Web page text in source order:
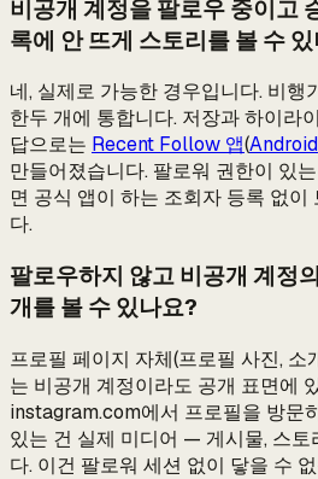
비공개 계정을 팔로우 중이고
록에 안 뜨게 스토리를 볼 수
네, 실제로 가능한 경우입니다. 비행
한두 개에 통합니다. 저장과 하이라
답으로는 Recent Follow 앱(Android
만들어졌습니다. 팔로워 권한이 있
면 공식 앱이 하는 조회자 등록 없이
다.
팔로우하지 않고 비공개 계정
개를 볼 수 있나요?
프로필 페이지 자체(프로필 사진, 소
는 비공개 계정이라도 공개 표면에
instagram.com에서 프로필을 방문
있는 건 실제 미디어 — 게시물, 스토
다. 이건 팔로워 세션 없이 닿을 수